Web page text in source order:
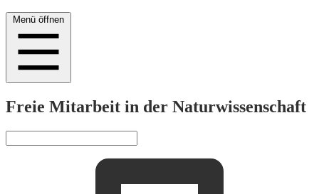
Menü öffnen
Freie Mitarbeit in der Naturwissenschaft